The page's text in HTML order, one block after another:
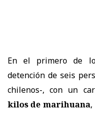
En el primero de
detención de seis
chilenos-, con un
kilos de marihuana,